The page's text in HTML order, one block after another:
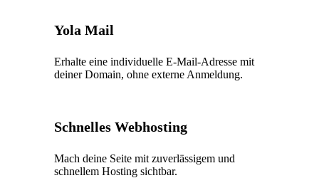
Yola Mail
Erhalte eine individuelle E-Mail-Adresse mit
deiner Domain, ohne externe Anmeldung.
Schnelles Webhosting
Mach deine Seite mit zuverlässigem und
schnellem Hosting sichtbar.